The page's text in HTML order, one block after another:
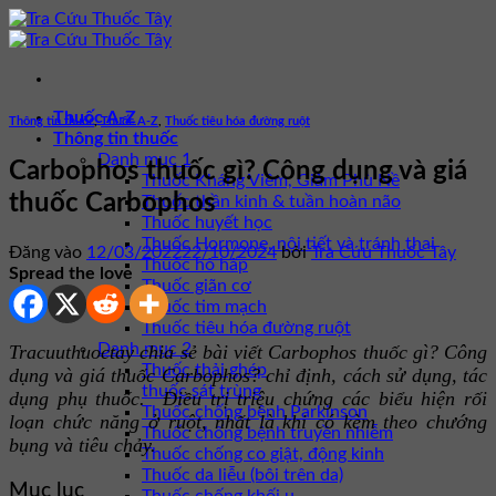
Bỏ
qua
dung
Thuốc A-Z
Thông tin thuốc
Danh mục 1
Thuốc Kháng Viêm, Giảm Phù Nề
Thuốc thần kinh & tuần hoàn não
Thuốc huyết học
Thuốc Hormone, nội tiết và tránh thai
Thuốc hô hấp
Thuốc giãn cơ
Thuốc tim mạch
Thuốc tiêu hóa đường ruột
Danh mục 2
Thuốc thải ghép
thuốc sát trùng
Thuốc chống bệnh Parkinson
Thuốc chống bệnh truyền nhiễm
Thuốc chống co giật, động kinh
Thuốc da liễu (bôi trên da)
Thông tin thuốc,Thuốc A-Z Thuốc tiêu hóa đường ruột
Carbophos thuốc gì? Công dụng và giá
thuốc Carbophos
Đăng vào 12/03/202222/10/2024 bởiTra Cứu Thuốc Tây
Spread the love
Tracuuthuoctay chia sẻ bài viết Carbophos thuốc gì? Công
dụng và giá thuốc Carbophos? chỉ định, cách sử dụng, tác
dụng phụ thuốc. Điều trị triệu chứng các biểu hiện rối
loạn chức năng ở ruột, nhất là khi có kèm theo chướng
bụng và tiêu chảy.
Mục lục